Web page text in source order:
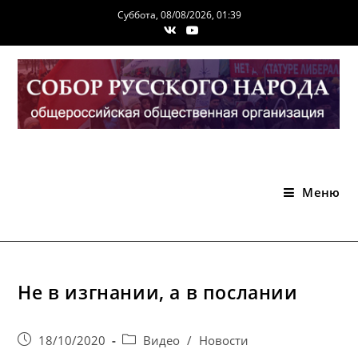
содержимому
Суббота, 08/08/2026, 01:39
Меню
Не в изгнании, а в послании
Запись18/10/2020
PostВидео / Новости